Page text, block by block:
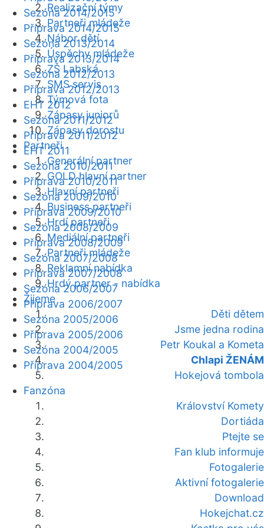
Realizační týmy
Partneři mládeže
Nábor dětí
Úspěchy mládeže
ZŠ Labská
SMS servis
Týmová fota
Zápasy juniorů
Zápasy dorostu
Partneři
Generální partner
GOLD hlavní partner
Hlavní partneři
Business partneři
Hrdí partneři
Mediální partneři
Partneři mládeže
Reklamní nabídka
Hrdý partner - nabídka
Žijeme
Děti dětem
Jsme jedna rodina
Petr Koukal a Kometa
Chlapi ŽENÁM
Hokejová tombola
Fanzóna
Království Komety
Dortiáda
Ptejte se
Fan klub informuje
Fotogalerie
Aktivní fotogalerie
Download
Hokejchat.cz
Sezóna 2014/2015
Příprava 2014/2015
Sezóna 2013/2014
Příprava 2013/2014
Sezóna 2012/2013
Příprava 2012/2013
EHT 2012
Sezóna 2011/2012
Příprava 2011/2012
EHT 2011
Sezóna 2010/2011
Příprava 2010/2011
Sezóna 2009/2010
Příprava 2009/2010
Sezóna 2008/2009
Příprava 2008/2009
Sezóna 2007/2008
Příprava 2007/2008
Sezóna 2006/2007
Příprava 2006/2007
Sezóna 2005/2006
Příprava 2005/2006
Sezóna 2004/2005
Příprava 2004/2005